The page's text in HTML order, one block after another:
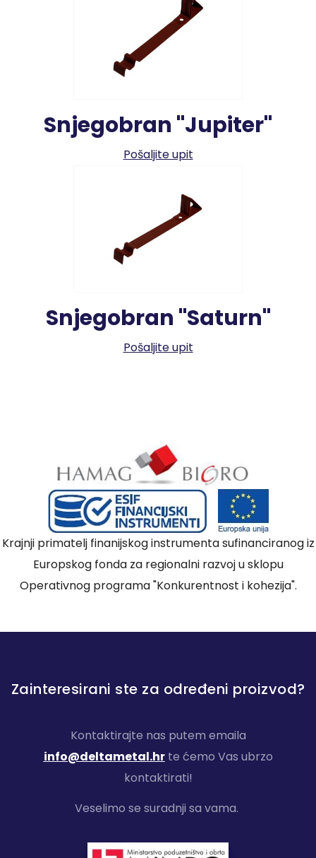
Snjegobran "Jupiter"
Pošaljite upit
Snjegobran "Saturn"
Pošaljite upit
Krajnji primatelj finanijskog instrumenta sufinanciranog iz
Europskog fonda za regionalni razvoj u sklopu
Operativnog programa "Konkurentnost i kohezija".
Zainteresirani ste za određeni proizvod?
Kontaktirajte nas putem emaila
info@deltametal.hrte ćemo Vas ubrzo
kontaktirati!
Veselimo se suradnji sa vama.